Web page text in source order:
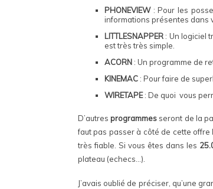
PHONEVIEW: Pour les
informations présentes dans
LITTLESNAPPER : Un logiciel
est très très simple.
ACORN : Un programme de
KINEMAC : Pour faire de
WIRETAPE: De quoi vous
D’autresprogrammes seront de la
faut pas passer à côté de cette offre
très fiable. Si vous êtes dans les
plateau (echecs…).
J’avais oublié de préciser, qu’une